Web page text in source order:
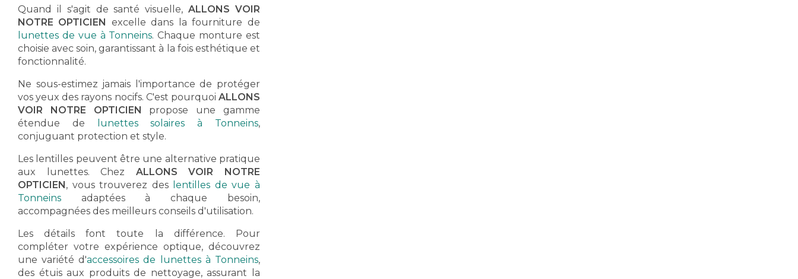
Quand il s'agit de santé visuelle,ALLONS VOIR
NOTRE OPTICIEN excelle dans la fourniture de
lunettes de vue à Tonneins. Chaque monture est
choisie avec soin, garantissant à la fois esthétique et
fonctionnalité.
Ne sous-estimez jamais l'importance de protéger
vos yeux des rayons nocifs. C'est pourquoi ALLONS
VOIR NOTRE OPTICIEN propose une gamme
étendue de
lunettes solaires à Tonneins,
conjuguant protection et style.
Les lentilles peuvent être une alternative pratique
aux lunettes. Chez ALLONS VOIR NOTRE
OPTICIEN, vous trouverez des
lentilles de vue à
Tonneins adaptées à chaque besoin,
accompagnées des meilleurs conseils d'utilisation.
Les détails font toute la différence. Pour
compléter votre expérience optique, découvrez
une variété d'accessoires de lunettes à Tonneins,
des étuis aux produits de nettoyage, assurant la